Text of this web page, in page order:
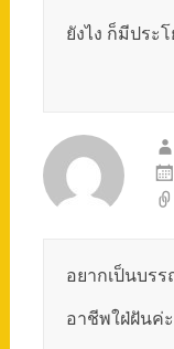
ยังไง ก็มีประ
อยากเป็นบร
อาชีพใฝ่ฝันค่